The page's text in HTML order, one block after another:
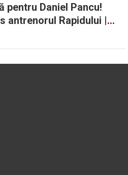
pentru Daniel Pancu!
antrenorul Rapidului |